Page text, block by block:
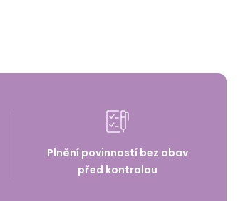
Plnění povinností bez obav
před kontrolou